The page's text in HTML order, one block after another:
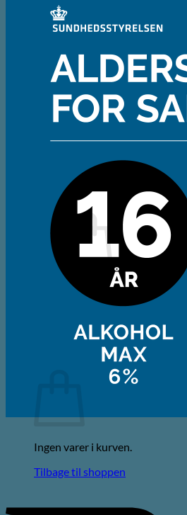
Andet
Cider
Likør
Most og Sodavand
Chips
Diverse
Gaveæsker og
Glas
Om ØL2GO
Kontakt
Kurv /
0,00kr.
Ingen varer i kurven.
Ingen varer i kurven.
Tilbage til shoppen